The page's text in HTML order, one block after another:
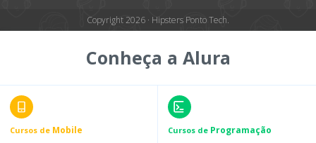
Copyright 2026 · Hipsters Ponto Tech.
Conheça a Alura
Cursos de Mobile Cursos de Programação